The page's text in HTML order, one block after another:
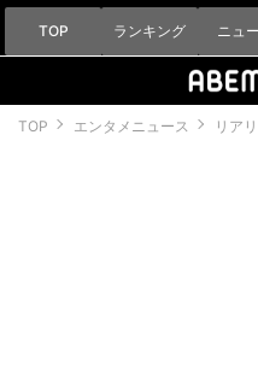
TOP ランキング ニュ
TOP エンタメニュース リア